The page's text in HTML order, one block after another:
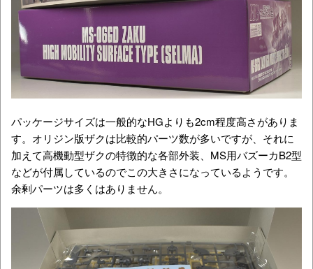
パッケージサイズは一般的なHGよりも2cm程度高さがありま
す。オリジン版ザクは比較的パーツ数が多いですが、それに
加えて高機動型ザクの特徴的な各部外装、MS用バズーカB2型
などが付属しているのでこの大きさになっているようです。
余剰パーツは多くはありません。